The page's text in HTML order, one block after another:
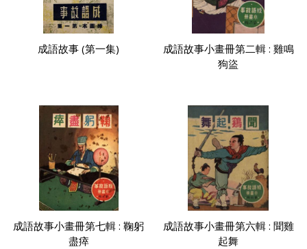
成語故事 (第一集)
成語故事小畫冊第二輯 : 雞鳴
狗盜
成語故事小畫冊第七輯 : 鞠躬
盡瘁
成語故事小畫冊第六輯 : 聞雞
起舞